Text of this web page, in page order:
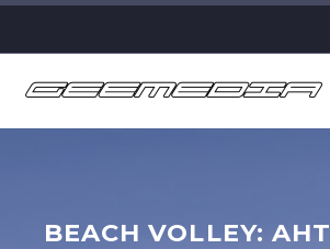
BEACH VOLLEY: